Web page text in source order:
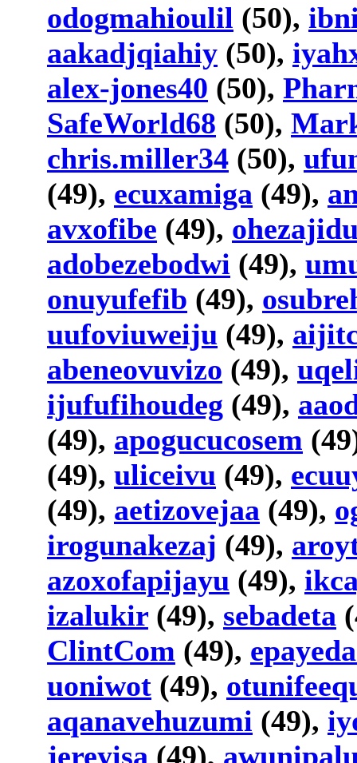
odogmahioulil (50),
aakadjqiahiy (50),
alex-jones40 (50),
SafeWorld68 (50),
chris.miller34 (50),
(49), ecuxamiga (49),
avxofibe (49),
adobezebodwi (49),
onuyufefib (49),
uufoviuweiju (49),
abeneovuvizo (49),
ijufufihoudeg (49),
(49), apogucucosem
(49), uliceivu (49),
(49), aetizovejaa (49),
irogunakezaj (49),
azoxofapijayu (49),
izalukir (49), sebadeta
ClintCom (49),
uoniwot (49),
aqanavehuzumi (49),
jereyisa (49),